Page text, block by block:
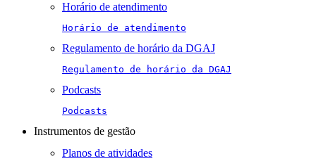
Horário de atendimento
Horário de atendimento
Regulamento de horário da DGAJ
Regulamento de horário da DGAJ
Podcasts
Podcasts
Instrumentos de gestão
Planos de atividades